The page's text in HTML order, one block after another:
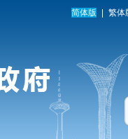
简体版 繁体